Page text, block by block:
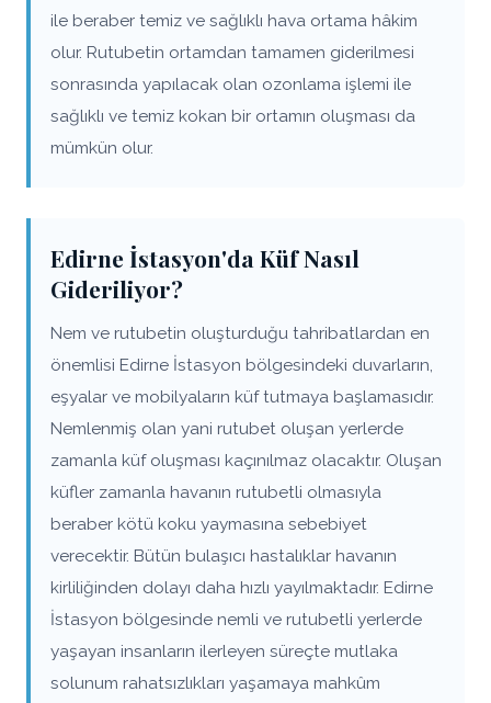
ile beraber temiz ve sağlıklı hava ortama hâkim
olur. Rutubetin ortamdan tamamen giderilmesi
sonrasında yapılacak olan ozonlama işlemi ile
sağlıklı ve temiz kokan bir ortamın oluşması da
mümkün olur.
Edirne İstasyon'da Küf Nasıl
Gideriliyor?
Nem ve rutubetin oluşturduğu tahribatlardan en
önemlisi Edirne İstasyon bölgesindeki duvarların,
eşyalar ve mobilyaların küf tutmaya başlamasıdır.
Nemlenmiş olan yani rutubet oluşan yerlerde
zamanla küf oluşması kaçınılmaz olacaktır. Oluşan
küfler zamanla havanın rutubetli olmasıyla
beraber kötü koku yaymasına sebebiyet
verecektir. Bütün bulaşıcı hastalıklar havanın
kirliliğinden dolayı daha hızlı yayılmaktadır. Edirne
İstasyon bölgesinde nemli ve rutubetli yerlerde
yaşayan insanların ilerleyen süreçte mutlaka
solunum rahatsızlıkları yaşamaya mahkûm